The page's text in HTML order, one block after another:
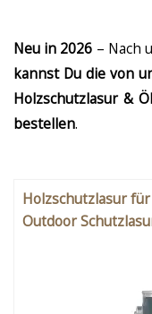
Neu in 2026 – Nach
kannst Du die von
Holzschutzlasur &
bestellen.
Holzschutzlasur
Outdoor